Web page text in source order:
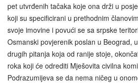
pet utvrđenih tačaka koje ona drži u
koji su specificirani u prethodnim
svoje imovine i povući se sa srpske
Osmanski povjerenik poslan u Beograd,
drugih pitanja koja od ranije stoje,
roka koji će odrediti Mješovita civilna
Podrazumijeva se da nema ničeg u